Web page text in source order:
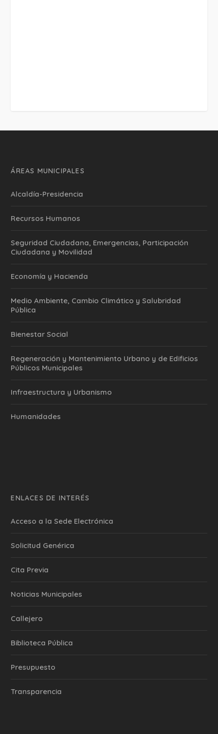
ÁREAS MUNICIPALES
Alcaldía-Presidencia
Recursos Humanos
Seguridad Ciudadana, Emergencias, Participación
Ciudadana y Movilidad
Economía y Hacienda
Medio Ambiente, Cambio Climático y Salubridad
Pública
Bienestar Social
Regeneración y Mantenimiento Urbano y de Edificios
Públicos Municipales
Infraestructura y Urbanismo
Humanidades
ENLACES DE INTERÉS
Acceso a la Sede Electrónica
Solicitud Genérica
Cita Previa
‎Noticias Municipales
Callejero
Biblioteca Pública
Presupuesto
Transparencia